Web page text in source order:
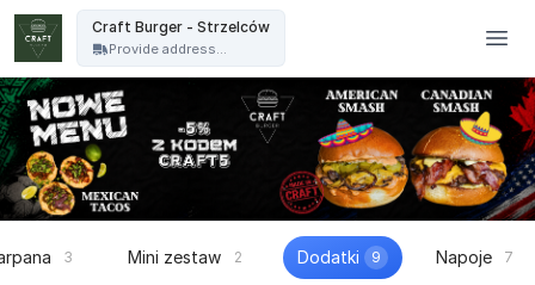
Craft Burger - Strzelców
Provide address...
3 Mini zestaw 2 Dodatki 9 Napoje 7